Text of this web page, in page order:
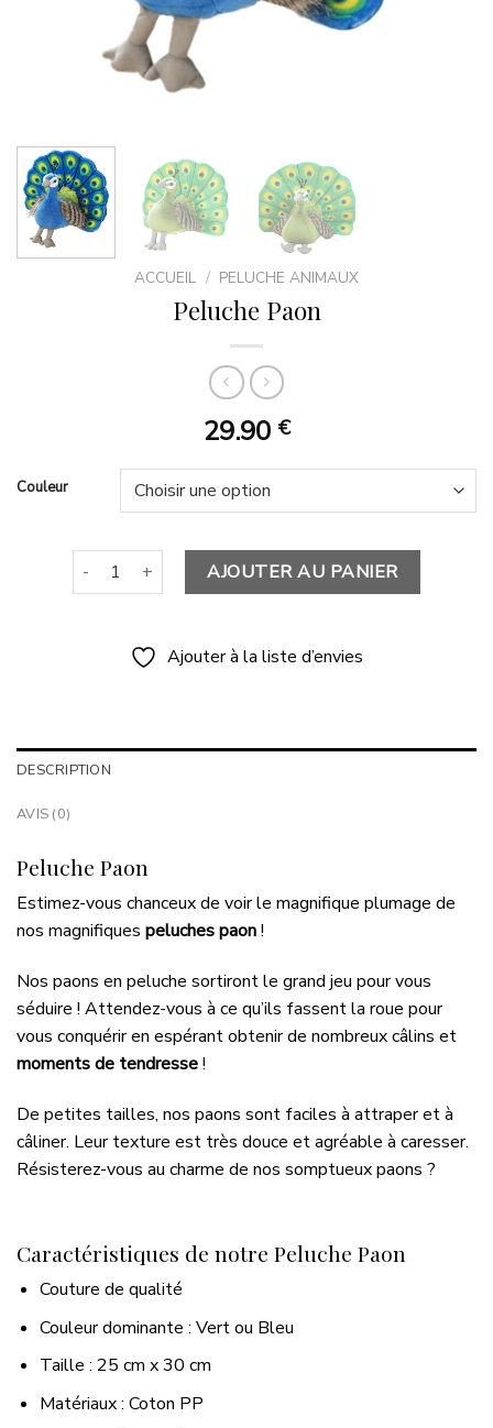
ACCUEIL / PELUCHE ANIMAUX
Peluche Paon
29.90 €
Couleur
quantité de Peluche PaonAJOUTER AU PANIER
Ajouter à la liste d’envies
DESCRIPTION
AVIS (0)
Peluche Paon
Estimez-vous chanceux de voir le magnifique plumage de
nos magnifiques peluches paon!
Nos paons en peluche sortiront le grand jeu pour vous
séduire ! Attendez-vous à ce qu’ils fassent la roue pour
vous conquérir en espérant obtenir de nombreux câlins et
moments de tendresse!
De petites tailles, nos paons sont faciles à attraper et à
câliner. Leur texture est très douce et agréable à caresser.
Résisterez-vous au charme de nos somptueux paons ?
Caractéristiques de notre Peluche Paon
Couture de qualité
Couleur dominante : Vert ou Bleu
Taille : 25 cm x 30 cm
Matériaux : Coton PP